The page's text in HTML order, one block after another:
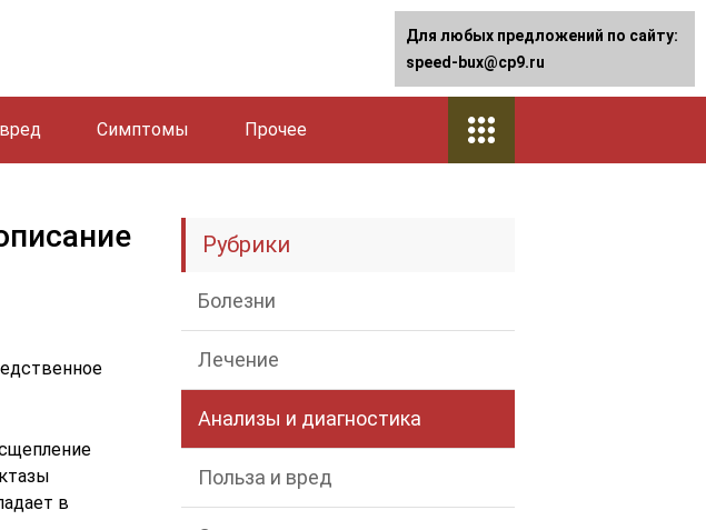
Симптомы Прочее
в
Рубрики
Болезни
Лечение
Анализы и диагностика
Польза и вред
Для любых предложений по сайту:
speed-bux@cp9.ru